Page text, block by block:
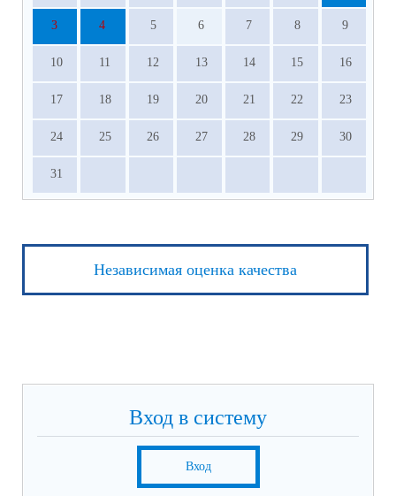
3 4 5 6 7 8 9
10 11 12 13 14 15 16
17 18 19 20 21 22 23
24 25 26 27 28 29 30
31
Независимая оценка качества
Вход в систему
Вход